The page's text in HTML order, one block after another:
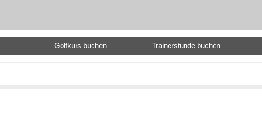
Golfkurs buchen Trainerstunde buchen